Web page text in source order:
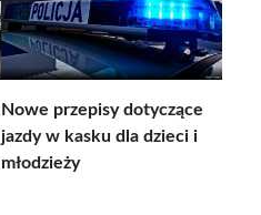
Nowe przepisy dotyczące
jazdy w kasku dla dzieci i
młodzieży